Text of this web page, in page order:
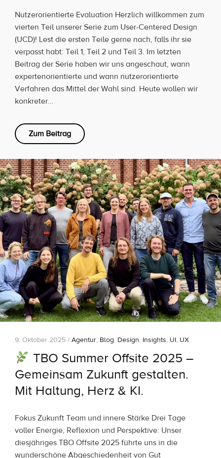
Nutzerorientierte Evaluation Herzlich willkommen zum
vierten Teil unserer Serie zum User-Centered Design
(UCD)! Lest die ersten Teile gerne nach, falls ihr sie
verpasst habt: Teil 1, Teil 2 und Teil 3. Im letzten
Beitrag der Serie haben wir uns angeschaut, wann
expertenorientierte und wann nutzerorientierte
Verfahren das Mittel der Wahl sind. Heute wollen wir
konkreter…
Zum Beitrag
9. Oktober 2025 / Agentur, Blog, Design, Insights, UI, UX
TBO Summer Offsite 2025 –
Gemeinsam Zukunft gestalten.
Mit Haltung, Herz & KI.
Fokus Zukunft Team und innere Stärke Drei Tage
voller Energie, Reflexion und Perspektive: Unser
diesjähriges TBO Offsite 2025 führte uns in die
wunderschöne Abgeschiedenheit von Gut